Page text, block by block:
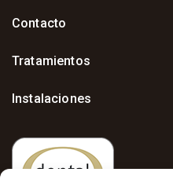
Contacto
Tratamientos
Instalaciones